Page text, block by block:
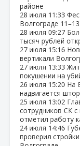
районе
28 июля 11:33
Волгограде
28 июля 09:27
тысяч рублей
27 июля 15:16
вертикали
27 июля 13:33
покушении на
26 июля 15:20 На
надвигается
25 июля 13:02
сотрудников СК
отметил работу
24 июля 14:46
проверил